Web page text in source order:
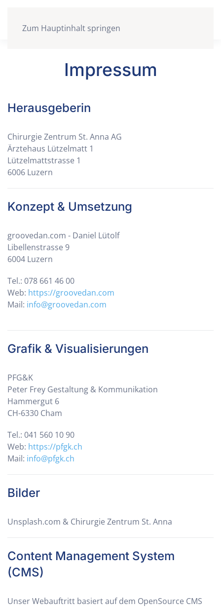
Zum Hauptinhalt springen
Impressum
Herausgeberin
Chirurgie Zentrum St. Anna AG
Ärztehaus Lützelmatt 1
Lützelmattstrasse 1
6006 Luzern
Konzept & Umsetzung
groovedan.com - Daniel Lütolf
Libellenstrasse 9
6004 Luzern
Tel.: 078 661 46 00
Web: https://groovedan.com
Mail: info@groovedan.com
Grafik & Visualisierungen
PFG&K
Peter Frey Gestaltung & Kommunikation
Hammergut 6
CH-6330 Cham
Tel.: 041 560 10 90
Web: https://pfgk.ch
Mail: info@pfgk.ch
Bilder
Unsplash.com & Chirurgie Zentrum St. Anna
Content Management System
(CMS)
Unser Webauftritt basiert auf dem OpenSource CMS